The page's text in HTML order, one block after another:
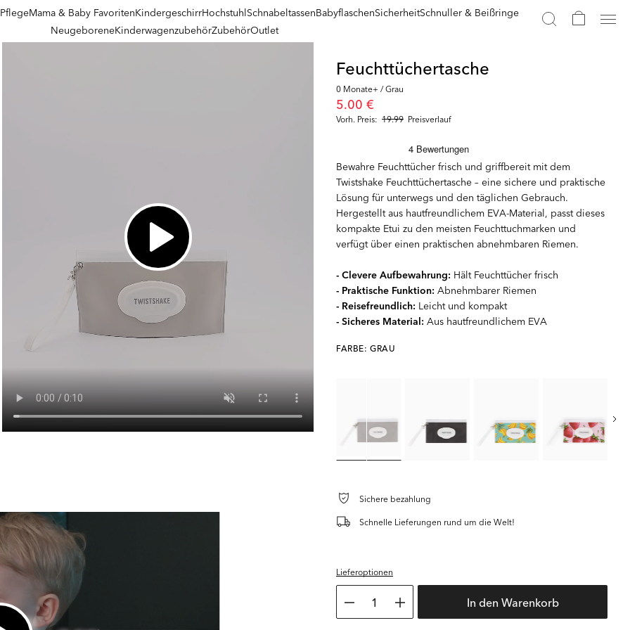
Mama & Baby FavoritenKindergeschirrHochstuhlSchnabeltassenBabyflaschenSicherheitSchnuller & Beißringe
NeugeboreneKinderwagenzubehörZubehörOutlet
Feuchttüchertasche
0 Monate+ / Grau
Vorh. Preis: 19.99
5.00 €
Preisverlauf
Bewahre Feuchttücher frisch und griffbereit mit dem
Twistshake Feuchttüchertasche – eine sichere und praktische
Lösung für unterwegs und den täglichen Gebrauch.
Hergestellt aus hautfreundlichem EVA-Material, passt dieses
kompakte Etui zu den meisten Feuchttuchmarken und
verfügt über einen praktischen abnehmbaren Riemen.
- Clevere Aufbewahrung: Hält Feuchttücher frisch
- Praktische Funktion: Abnehmbarer Riemen
- Reisefreundlich: Leicht und kompakt
- Sicheres Material: Aus hautfreundlichem EVA
FARBE: GRAU
Sichere bezahlung
Schnelle Lieferungen rund um die Welt!
Lieferoptionen
1 In den Warenkorb